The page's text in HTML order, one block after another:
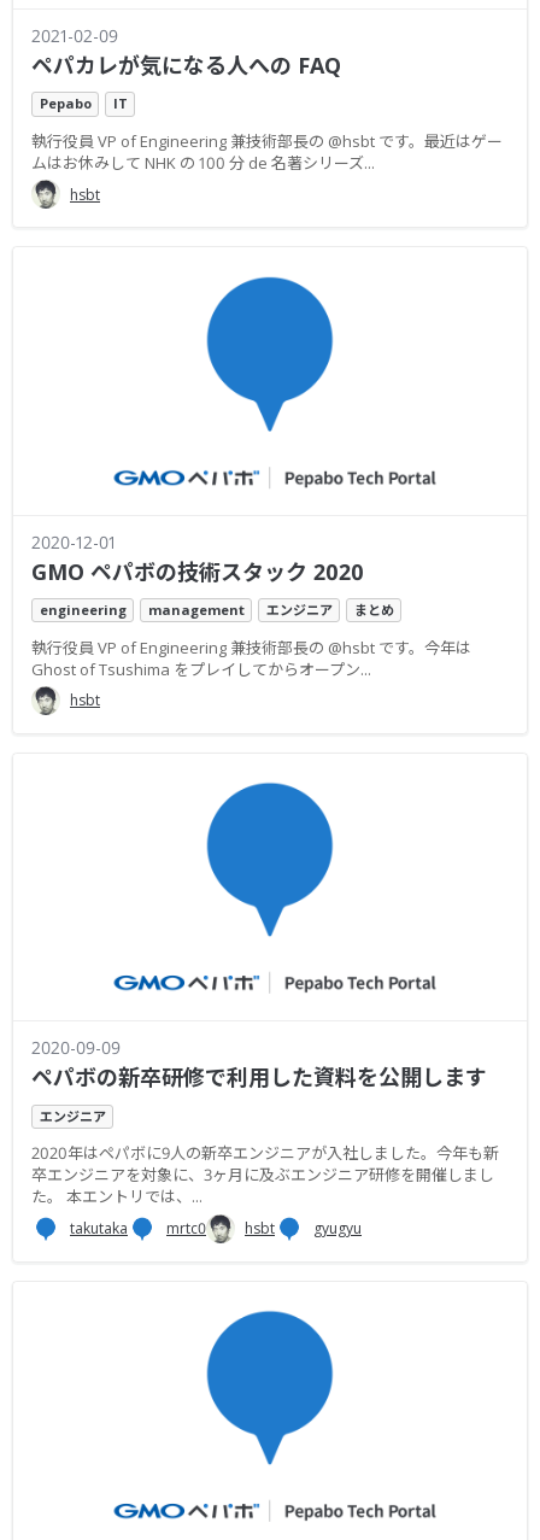
2021-02-09
ペパカレが気になる人への FAQ
Pepabo IT
執行役員 VP of Engineering 兼技術部長の @hsbt です。最近はゲー
ムはお休みして NHK の 100 分 de 名著シリーズ...
hsbt
2020-12-01
GMO ペパボの技術スタック 2020
engineering management エンジニア まとめ
執行役員 VP of Engineering 兼技術部長の @hsbt です。今年は
Ghost of Tsushima をプレイしてからオープン...
hsbt
2020-09-09
ペパボの新卒研修で利用した資料を公開します
エンジニア
2020年はペパボに9人の新卒エンジニアが入社しました。今年も新
卒エンジニアを対象に、3ヶ月に及ぶエンジニア研修を開催しまし
た。 本エントリでは、...
takutaka mrtc0 hsbt gyugyu